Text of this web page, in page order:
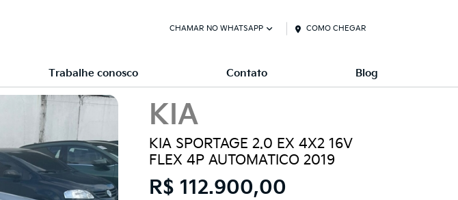
CHAMAR NO WHATSAPP COMO CHEGAR
Trabalhe conosco Contato Blog
KIA
KIA SPORTAGE 2.0 EX 4X2 16V
FLEX 4P AUTOMATICO 2019
R$ 112.900,00